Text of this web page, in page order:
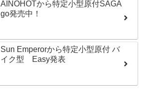
AINOHOTから特定小型原付SAGA
go発売中！
Sun Emperorから特定小型原付 バ
イク型 Easy発表